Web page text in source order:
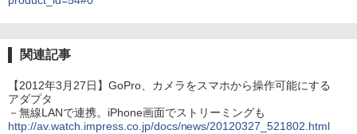
関連記事
【2012年3月27日】GoPro、カメラをスマホから操作可能にする
アダプタ
－無線LANで連携。iPhone画面でストリーミングも
http://av.watch.impress.co.jp/docs/news/20120327_521802.html